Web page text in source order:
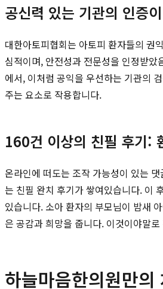
공신력 있는 기관의 인증
대한아토피협회는 아토피 환자들의 권
심적이며, 안전성과 전문성을 인정받았
에서, 이처럼 공익을 우선하는 기관의
주는 요소로 작용합니다.
160건 이상의 친필 후기:
온라인에 떠도는 조작 가능성이 있는
는 친필 완치 후기가 쌓여있습니다. 이
있습니다. 소아 환자의 부모님이 밤새
은 공감과 희망을 줍니다. 이것이야말
하늘마음한의원만